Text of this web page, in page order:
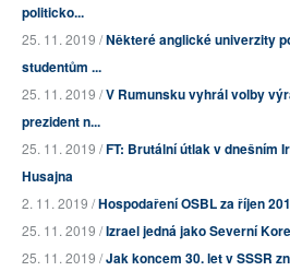
politicko...
25. 11. 2019 /Některé anglické univerzity
studentům ...
25. 11. 2019 /V Rumunsku vyhrál volby
prezident n...
25. 11. 2019 /FT: Brutální útlak v dnešním
Husajna
2. 11. 2019 /Hospodaření OSBL za říjen
25. 11. 2019 /Izrael jedná jako Severní
25. 11. 2019 /Jak koncem 30. let v SSSR